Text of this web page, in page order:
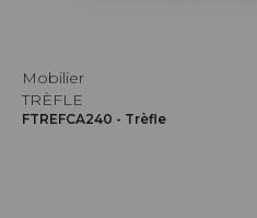
Mobilier
TRÈFLE
FTREFCA240 - Trèfle